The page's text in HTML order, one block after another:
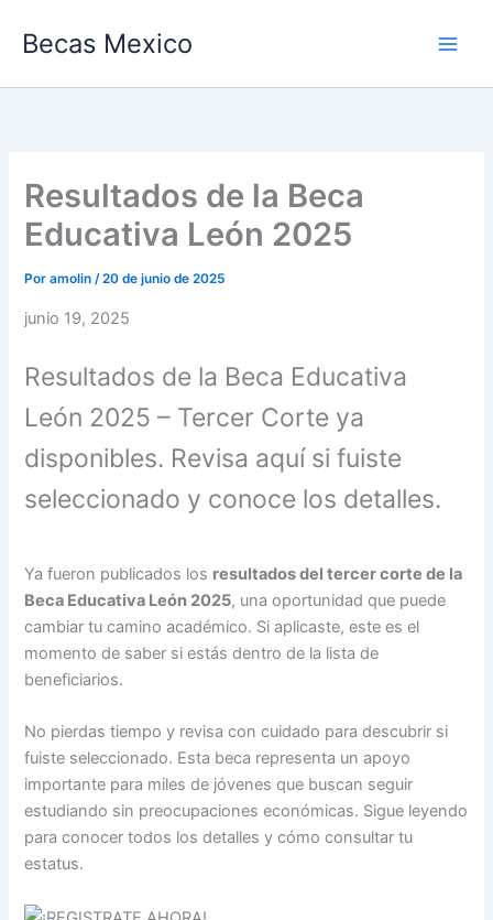
Becas Mexico
Resultados de la Beca
Educativa León 2025
Poramolin/20 de junio de 2025
junio 19, 2025
Resultados de la Beca Educativa
León 2025 – Tercer Corte ya
disponibles. Revisa aquí si fuiste
seleccionado y conoce los detalles.
Ya fueron publicados los resultados del tercer corte de la
Beca Educativa León 2025, una oportunidad que puede
cambiar tu camino académico. Si aplicaste, este es el
momento de saber si estás dentro de la lista de
beneficiarios.
No pierdas tiempo y revisa con cuidado para descubrir si
fuiste seleccionado. Esta beca representa un apoyo
importante para miles de jóvenes que buscan seguir
estudiando sin preocupaciones económicas. Sigue leyendo
para conocer todos los detalles y cómo consultar tu
estatus.